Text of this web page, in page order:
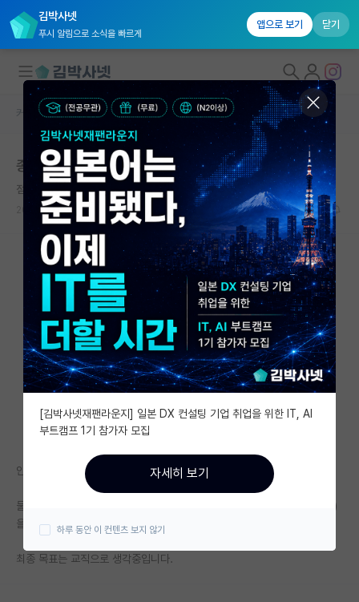
김박사넷
푸시 알림으로 소식을 빠르게
앱으로 보기 닫기
대학원생 모집
국내대학원 정보
연구실&오픈랩
커뮤니티
커뮤니티 홈
전체글보기
베스트 게시판
IF 명예의전당
자유 게시판(아무개랩)
미국 유학 게시판
미국 대학원 합격 후기 게시판
대학원생 모집 게시판
연구실(PI) 홍보 게시판
커뮤니티 홈 취업 게시판
종기원 vs 대전 정출연
점잖은 레오나르도 다빈치
2026.05.11 0 1318
안녕하세요, 김박사넷에서 많은 유용한 정보 얻어가고 있습니다 ㅎㅎ
둘 다 붙었다는 가정하에, 삼성 종기원과 대전 메이저 정출연 (화연/에기연)
을 비교하면 어디로 가는게 더 좋을까요?
최종 목표는 교직으로 생각중입니다.
[김박사넷재팬라운지] 일본 DX 컨설팅 기업 취업을 위한 IT, AI
부트캠프 1기 참가자 모집
자세히 보기
하루 동안 이 컨텐츠 보지 않기